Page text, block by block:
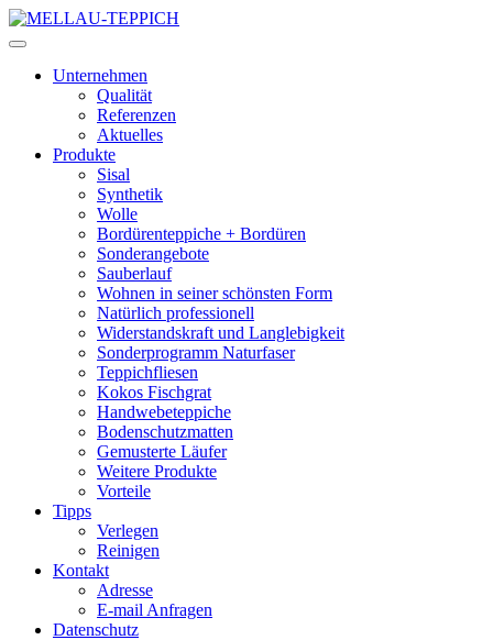
Unternehmen
Qualität
Referenzen
Aktuelles
Produkte
Sisal
Synthetik
Wolle
Bordürenteppiche + Bordüren
Sonderangebote
Sauberlauf
Wohnen in seiner schönsten Form
Natürlich professionell
Widerstandskraft und Langlebigkeit
Sonderprogramm Naturfaser
Teppichfliesen
Kokos Fischgrat
Handwebeteppiche
Bodenschutzmatten
Gemusterte Läufer
Weitere Produkte
Vorteile
Tipps
Verlegen
Reinigen
Kontakt
Adresse
E-mail Anfragen
Datenschutz